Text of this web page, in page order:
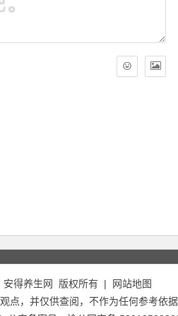
安得养生网 版权所有 |
网站地图
点，并仅供查阅，不作为任何参考依